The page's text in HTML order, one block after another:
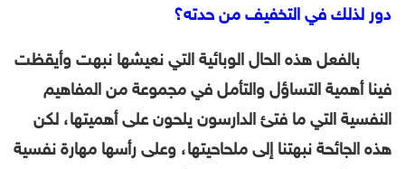
دور لذلك في التخفيف من حدته؟
بالفعل هذه الحال الوبائية التي نعيشها نبهت وأيقظت
فينا أهمية التساؤل والتأمل في مجموعة من المفاهيم
النفسية التي ما فتئ الدارسون يلحون على أهميتها، لكن
هذه الجائحة نبهتنا إلى ملحاحيتها، وعلى رأسها مهارة نفسية